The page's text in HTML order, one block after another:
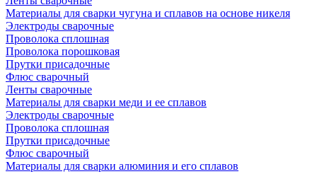
Материалы для сварки чугуна и сплавов на основе никеля
Электроды сварочные
Проволока сплошная
Проволока порошковая
Прутки присадочные
Флюс сварочный
Ленты сварочные
Материалы для сварки меди и ее сплавов
Электроды сварочные
Проволока сплошная
Прутки присадочные
Флюс сварочный
Материалы для сварки алюминия и его сплавов